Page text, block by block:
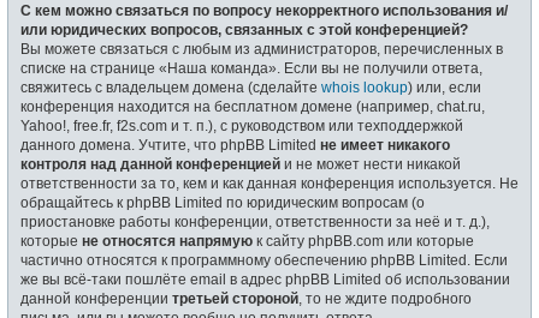
С кем можно связаться по вопросу некорректного использования и/
или юридических вопросов, связанных с этой конференцией?
Вы можете связаться с любым из администраторов, перечисленных в
списке на странице «Наша команда». Если вы не получили ответа,
свяжитесь с владельцем домена (сделайте whois lookup) или, если
конференция находится на бесплатном домене (например, chat.ru,
Yahoo!, free.fr, f2s.com и т. п.), с руководством или техподдержкой
данного домена. Учтите, что phpBB Limited не имеет никакого
контроля над данной конференцией и не может нести никакой
ответственности за то, кем и как данная конференция используется. Не
обращайтесь к phpBB Limited по юридическим вопросам (о
приостановке работы конференции, ответственности за неё и т. д.),
которые не относятся напрямую к сайту phpBB.com или которые
частично относятся к программному обеспечению phpBB Limited. Если
же вы всё-таки пошлёте email в адрес phpBB Limited об использовании
данной конференции третьей стороной , то не ждите подробного